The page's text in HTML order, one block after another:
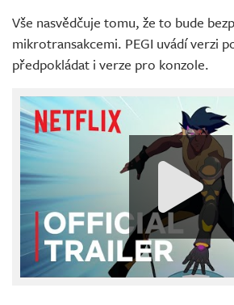
Vše nasvědčuje tomu, že to bude
mikrotransakcemi. PEGI uvádí verzi
předpokládat i verze pro konzole.